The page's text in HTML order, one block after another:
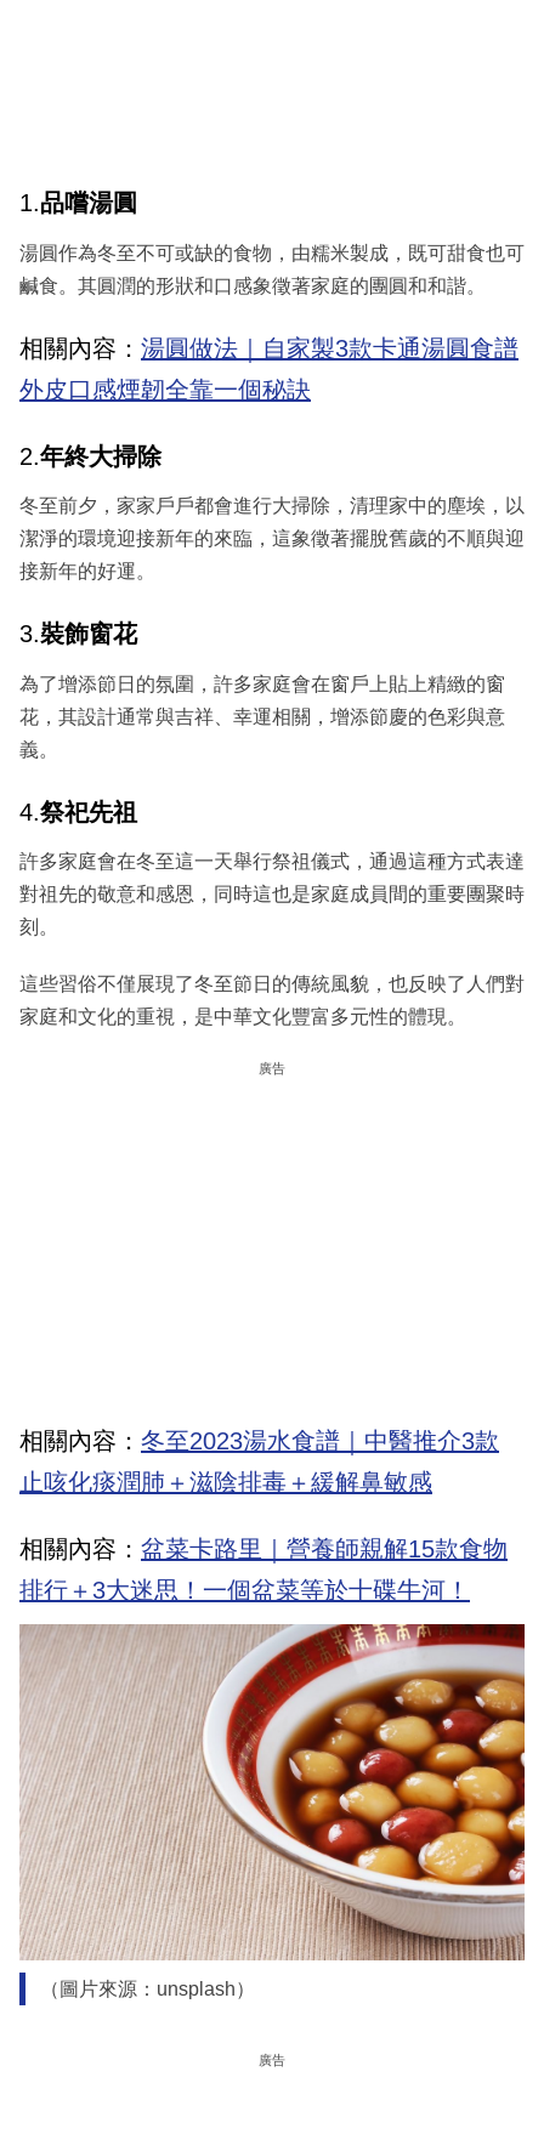
1.品嚐湯圓
湯圓作為冬至不可或缺的食物，由糯米製成，既可甜食也可
鹹食。其圓潤的形狀和口感象徵著家庭的團圓和和諧。
相關內容： 湯圓做法｜自家製3款卡通湯圓食譜
外皮口感煙韌全靠一個秘訣
2.年終大掃除
冬至前夕，家家戶戶都會進行大掃除，清理家中的塵埃，以
潔淨的環境迎接新年的來臨，這象徵著擺脫舊歲的不順與迎
接新年的好運。
3.裝飾窗花
為了增添節日的氛圍，許多家庭會在窗戶上貼上精緻的窗
花，其設計通常與吉祥、幸運相關，增添節慶的色彩與意
義。
4.祭祀先祖
許多家庭會在冬至這一天舉行祭祖儀式，通過這種方式表達
對祖先的敬意和感恩，同時這也是家庭成員間的重要團聚時
刻。
這些習俗不僅展現了冬至節日的傳統風貌，也反映了人們對
家庭和文化的重視，是中華文化豐富多元性的體現。
廣告
相關內容： 冬至2023湯水食譜｜中醫推介3款
止咳化痰潤肺＋滋陰排毒＋緩解鼻敏感
相關內容： 盆菜卡路里｜營養師親解15款食物
排行＋3大迷思！一個盆菜等於十碟牛河！
（圖片來源：unsplash）
廣告